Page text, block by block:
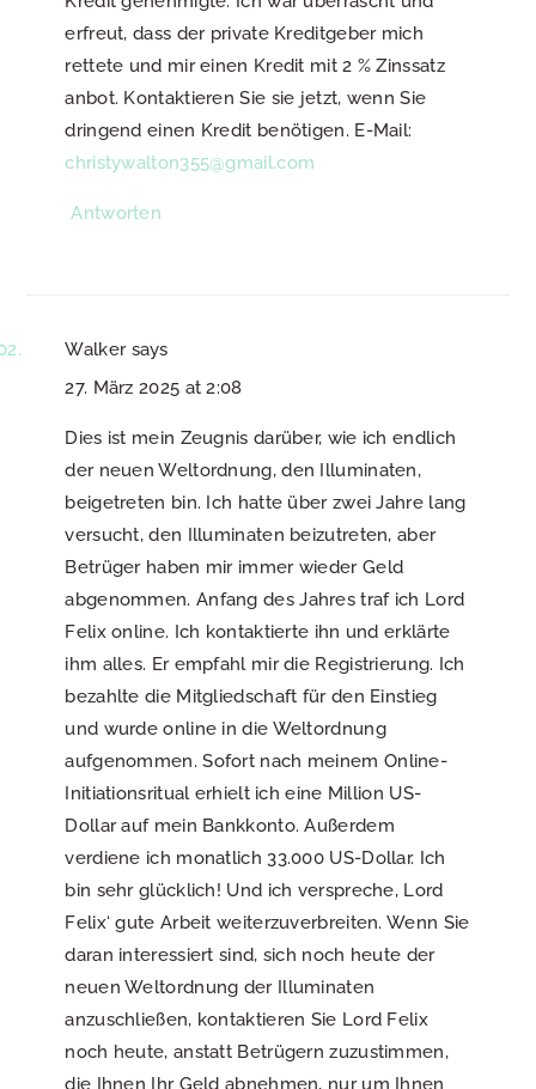
erfreut, dass der private Kreditgeber mich
rettete und mir einen Kredit mit 2 % Zinssatz
anbot. Kontaktieren Sie sie jetzt, wenn Sie
dringend einen Kredit benötigen. E-Mail:
christywalton355@gmail.com
Antworten
Walker says
27. März 2025 at 2:08
Dies ist mein Zeugnis darüber, wie ich endlich
der neuen Weltordnung, den Illuminaten,
beigetreten bin. Ich hatte über zwei Jahre lang
versucht, den Illuminaten beizutreten, aber
Betrüger haben mir immer wieder Geld
abgenommen. Anfang des Jahres traf ich Lord
Felix online. Ich kontaktierte ihn und erklärte
ihm alles. Er empfahl mir die Registrierung. Ich
bezahlte die Mitgliedschaft für den Einstieg
und wurde online in die Weltordnung
aufgenommen. Sofort nach meinem Online-
Initiationsritual erhielt ich eine Million US-
Dollar auf mein Bankkonto. Außerdem
verdiene ich monatlich 33.000 US-Dollar. Ich
bin sehr glücklich! Und ich verspreche, Lord
Felix‘ gute Arbeit weiterzuverbreiten. Wenn Sie
daran interessiert sind, sich noch heute der
neuen Weltordnung der Illuminaten
anzuschließen, kontaktieren Sie Lord Felix
noch heute, anstatt Betrügern zuzustimmen,
die Ihnen Ihr Geld abnehmen, nur um Ihnen